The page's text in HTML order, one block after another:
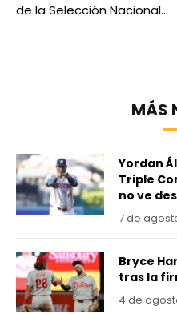
de la Selección Nacional…
MÁS
Yordan
Triple
no ve
7 de
Bryce
tras la
4 de